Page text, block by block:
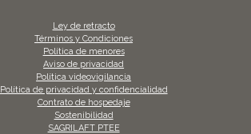
Ley de retracto
Términos y Condiciones
Política de menores
Aviso de privacidad
Política videovigilancia
Política de privacidad y confidencialidad
Contrato de hospedaje
Sostenibilidad
SAGRILAFT PTEE